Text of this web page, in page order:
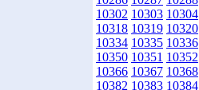
10302 10303 10304
10318 10319 10320
10334 10335 10336
10350 10351 10352
10366 10367 10368
10382 10383 10384